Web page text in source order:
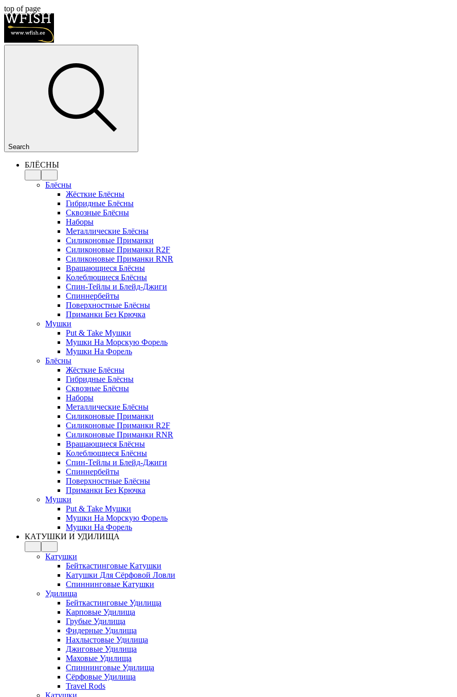
top of page
Search
БЛЁСНЫ
Блёсны
Жёсткие Блёсны
Гибридные Блёсны
Сквозные Блёсны
Наборы
Металлические Блёсны
Силиконовые Приманки
Силиконовые Приманки R2F
Силиконовые Приманки RNR
Вращающиеся Блёсны
Колеблющиеся Блёсны
Спин-Тейлы и Блейд-Джиги
Спиннербейты
Поверхностные Блёсны
Приманки Без Крючка
Мушки
Put & Take Мушки
Мушки На Морскую Форель
Мушки На Форель
Блёсны
Жёсткие Блёсны
Гибридные Блёсны
Сквозные Блёсны
Наборы
Металлические Блёсны
Силиконовые Приманки
Силиконовые Приманки R2F
Силиконовые Приманки RNR
Вращающиеся Блёсны
Колеблющиеся Блёсны
Спин-Тейлы и Блейд-Джиги
Спиннербейты
Поверхностные Блёсны
Приманки Без Крючка
Мушки
Put & Take Мушки
Мушки На Морскую Форель
Мушки На Форель
КАТУШКИ И УДИЛИЩА
Катушки
Бейткастинговые Катушки
Катушки Для Сёрфовой Ловли
Спиннинговые Катушки
Удилища
Бейткастинговые Удилища
Карповые Удилища
Грубые Удилища
Фидерные Удилища
Нахлыстовые Удилища
Джиговые Удилища
Маховые Удилища
Спиннинговые Удилища
Сёрфовые Удилища
Travel Rods
Катушки